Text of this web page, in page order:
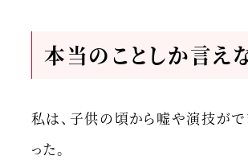
本当のことしか言え
私は、子供の頃から嘘や演技が
った。